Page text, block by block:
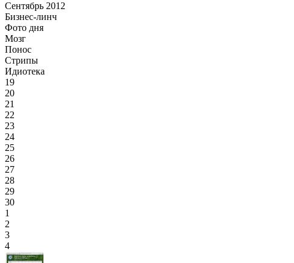
Сентябрь 2012
Бизнес-линч
Фото дня
Мозг
Понос
Стрипы
Идиотека
19
20
21
22
23
24
25
26
27
28
29
30
1
2
3
4